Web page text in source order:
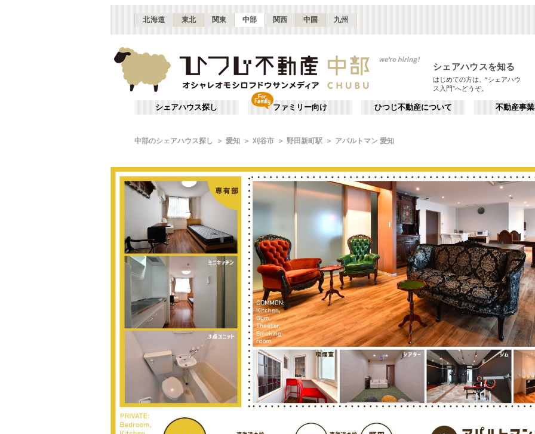
北海道 東北 関東 中部 関西 中国 九州
シェアハウスを知る
はじめての方は、“シェアハウ
ス入門”へどうぞ。
シェアハウス探し ファミリー向け ひつじ不動産について 不動産事
中部のシェアハウス探し 愛知 刈谷市 野田新町駅 アパルトマン 愛知